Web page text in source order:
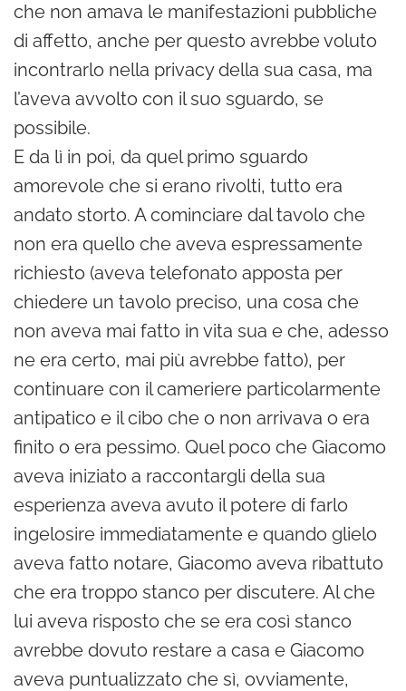
che non amava le manifestazioni pubbliche
di affetto, anche per questo avrebbe voluto
incontrarlo nella privacy della sua casa, ma
l’aveva avvolto con il suo sguardo, se
possibile.
E da lì in poi, da quel primo sguardo
amorevole che si erano rivolti, tutto era
andato storto. A cominciare dal tavolo che
non era quello che aveva espressamente
richiesto (aveva telefonato apposta per
chiedere un tavolo preciso, una cosa che
non aveva mai fatto in vita sua e che, adesso
ne era certo, mai più avrebbe fatto), per
continuare con il cameriere particolarmente
antipatico e il cibo che o non arrivava o era
finito o era pessimo. Quel poco che Giacomo
aveva iniziato a raccontargli della sua
esperienza aveva avuto il potere di farlo
ingelosire immediatamente e quando glielo
aveva fatto notare, Giacomo aveva ribattuto
che era troppo stanco per discutere. Al che
lui aveva risposto che se era così stanco
avrebbe dovuto restare a casa e Giacomo
aveva puntualizzato che sì, ovviamente,